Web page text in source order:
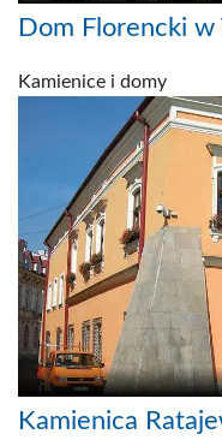
Dom Florencki w
Kamienice i domy
Kamienica